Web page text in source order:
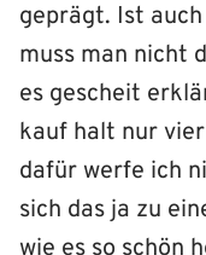
geprägt. Ist
muss man nicht
es gescheit
kauf halt nur
dafür werfe ich
sich das ja zu